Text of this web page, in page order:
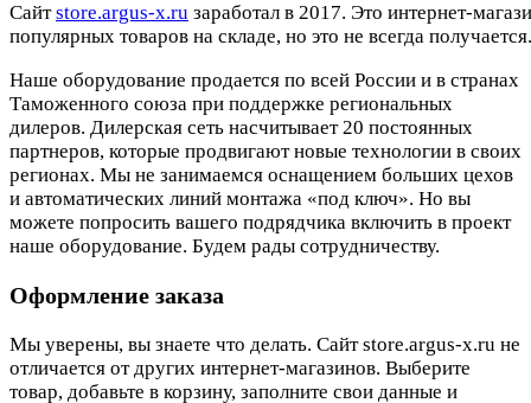
Cайтstore.argus-x.ru заработал в 2017. Это интернет-
популярных товаров на складе, но это не всегда
Наше оборудование продается по всей России и в странах
Таможенного союза при поддержке региональных
дилеров. Дилерская сеть насчитывает 20 постоянных
партнеров, которые продвигают новые технологии в своих
регионах. Мы не занимаемся оснащением больших цехов
и автоматических линий монтажа «под ключ». Но вы
можете попросить вашего подрядчика включить в проект
наше оборудование. Будем рады сотрудничеству.
Оформление заказа
Мы уверены, вы знаете что делать. Сайт store.argus-x.ru не
отличается от других интернет-магазинов. Выберите
товар, добавьте в корзину, заполните свои данные и